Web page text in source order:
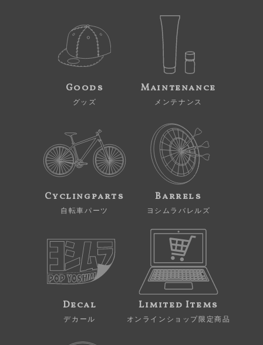
Goods
グッズ
Maintenance
メンテナンス
Cyclingparts
自転車パーツ
Barrels
ヨシムラバレルズ
Decal
デカール
Limited Items
オンラインショップ限定商品